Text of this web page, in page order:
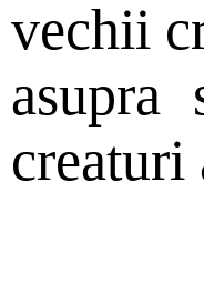
vechii
creaturi